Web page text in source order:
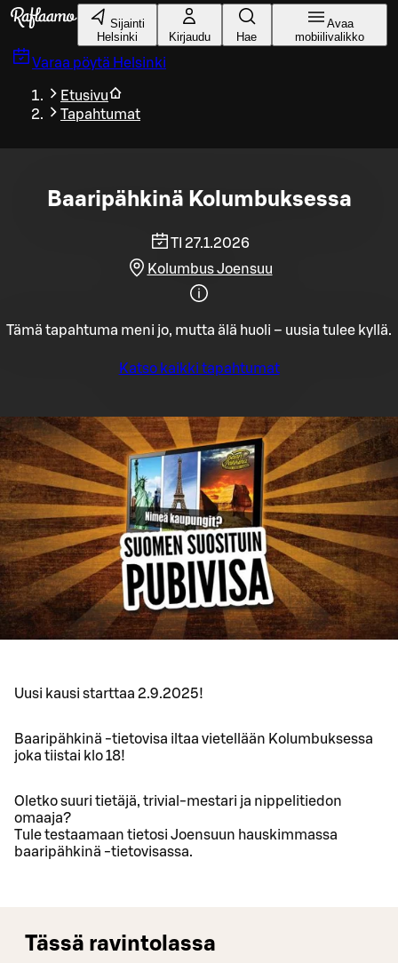
Siirry pääsisältöön
Sijainti
Helsinki
Kirjaudu Hae
Avaa
mobiilivalikko
Varaa pöytä Helsinki
Etusivu
Tapahtumat
Baaripähkinä Kolumbuksessa
TI 27.1.2026
Kolumbus Joensuu
Tämä tapahtuma meni jo, mutta älä huoli – uusia tulee kyllä.
Katso kaikki tapahtumat
Uusi kausi starttaa 2.9.2025!
Baaripähkinä -tietovisa iltaa vietellään Kolumbuksessa
joka tiistai klo 18!
Oletko suuri tietäjä, trivial-mestari ja nippelitiedon
omaaja?
Tule testaamaan tietosi Joensuun hauskimmassa
baaripähkinä -tietovisassa.
Tässä ravintolassa